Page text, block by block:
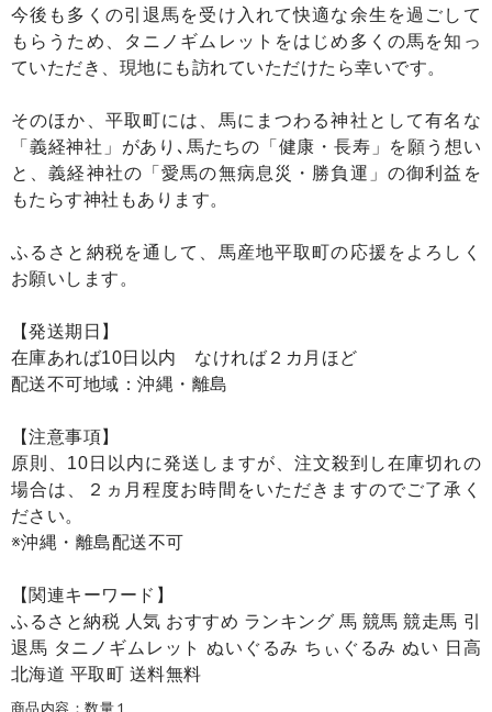
今後も多くの引退馬を受け入れて快適な余生を過ごして
もらうため、タニノギムレットをはじめ多くの馬を知っ
ていただき、現地にも訪れていただけたら幸いです。
そのほか、平取町には、馬にまつわる神社として有名な
「義経神社」があり､馬たちの「健康・長寿」を願う想い
と、義経神社の「愛馬の無病息災・勝負運」の御利益を
もたらす神社もあります。
ふるさと納税を通して、馬産地平取町の応援をよろしく
お願いします。
【発送期日】
在庫あれば10日以内 なければ２カ月ほど
配送不可地域：沖縄・離島
【注意事項】
原則、10日以内に発送しますが、注文殺到し在庫切れの
場合は、２ヵ月程度お時間をいただきますのでご了承く
ださい。
※沖縄・離島配送不可
【関連キーワード】
ふるさと納税 人気 おすすめ ランキング 馬 競馬 競走馬 引
退馬 タニノギムレット ぬいぐるみ ちぃぐるみ ぬい 日高
北海道 平取町 送料無料
商品内容：数量１